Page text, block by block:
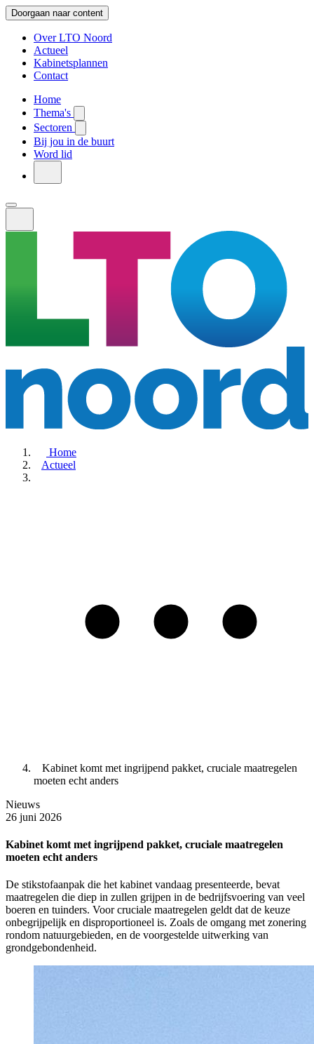
Doorgaan naar content
Over LTO Noord
Actueel
Kabinetsplannen
Contact
Home
Thema's
Sectoren
Bij jou in de buurt
Word lid
Home
Actueel
Kabinet komt met ingrijpend pakket, cruciale maatregelen
moeten echt anders
Nieuws
26 juni 2026
Kabinet komt met ingrijpend pakket, cruciale maatregelen
moeten echt anders
De stikstofaanpak die het kabinet vandaag presenteerde, bevat
maatregelen die diep in zullen grijpen in de bedrijfsvoering van veel
boeren en tuinders. Voor cruciale maatregelen geldt dat de keuze
onbegrijpelijk en disproportioneel is. Zoals de omgang met zonering
rondom natuurgebieden, en de voorgestelde uitwerking van
grondgebondenheid.